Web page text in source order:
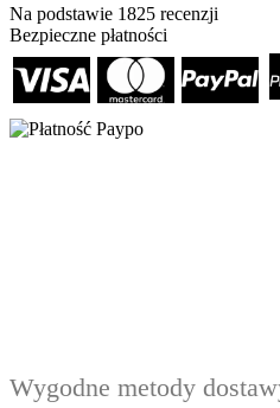
Na podstawie 1825 recenzji
Bezpieczne płatności
Wygodne metody